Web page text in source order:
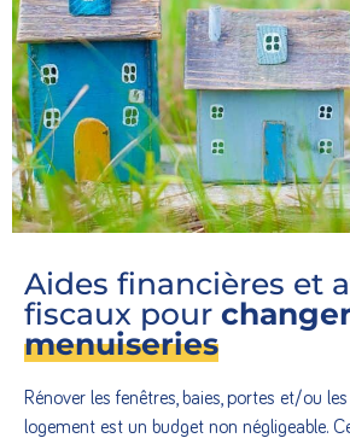
Aides financières et
fiscaux pour
menuiseries
Rénover les fenêtres, baies, portes et/ou
logement est un budget non négligeable.